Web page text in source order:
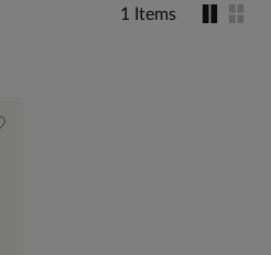
1 Items